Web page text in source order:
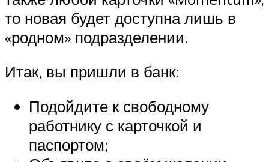
то новая будет доступна лишь в
«родном» подразделении.
Итак, вы пришли в банк:
Подойдите к свободному
работнику с карточкой и
паспортом;